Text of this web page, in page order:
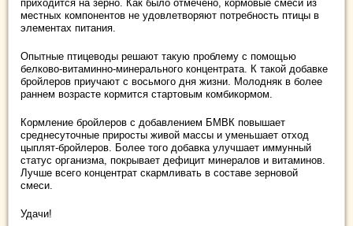
приходится на зерно. Как было отмечено, кормовые смеси из
местных компонентов не удовлетворяют потребность птицы в
элементах питания.
Опытные птицеводы решают такую проблему с помощью
белково-витаминно-минерального концентрата. К такой добавке
бройлеров приучают с восьмого дня жизни. Молодняк в более
раннем возрасте кормится стартовым комбикормом.
Кормление бройлеров с добавлением БМВК повышает
среднесуточные приросты живой массы и уменьшает отход
цыплят-бройлеров. Более того добавка улучшает иммунный
статус организма, покрывает дефицит минералов и витаминов.
Лучше всего концентрат скармливать в составе зерновой
смеси.
Удачи!